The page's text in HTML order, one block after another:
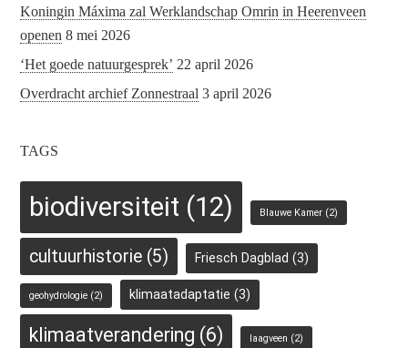
Koningin Máxima zal Werklandschap Omrin in Heerenveen
openen 8 mei 2026
‘Het goede natuurgesprek’ 22 april 2026
Overdracht archief Zonnestraal 3 april 2026
TAGS
biodiversiteit (12) Blauwe Kamer (2)
cultuurhistorie (5) Friesch Dagblad (3)
geohydrologie (2) klimaatadaptatie (3)
klimaatverandering (6) laagveen (2)